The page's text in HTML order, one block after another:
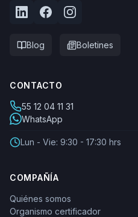
Blog Boletines
CONTACTO
55 12 04 11 31
WhatsApp
Lun - Vie: 9:30 - 17:30 hrs
COMPAÑÍA
Quiénes somos
Organismo certificador